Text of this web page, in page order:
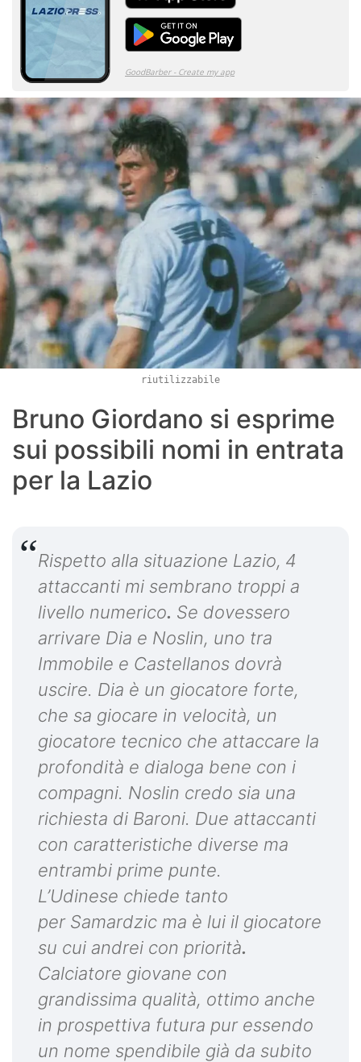
riutilizzabile
Bruno Giordano si esprime
sui possibili nomi in entrata
per la Lazio
Rispetto alla situazione Lazio, 4
attaccanti mi sembrano troppi a
livello numerico. Se dovessero
arrivare Dia e Noslin, uno tra
Immobile e Castellanos dovrà
uscire. Dia è un giocatore forte,
che sa giocare in velocità, un
giocatore tecnico che attaccare la
profondità e dialoga bene con i
compagni. Noslin credo sia una
richiesta di Baroni. Due attaccanti
con caratteristiche diverse ma
entrambi prime punte.
L’Udinese chiede tanto
per Samardzic ma è lui il giocatore
su cui andrei con priorità.
Calciatore giovane con
grandissima qualità, ottimo anche
in prospettiva futura pur essendo
un nome spendibile già da subito